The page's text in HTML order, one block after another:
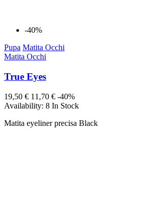
-40%
Pupa Matita Occhi
Matita Occhi
True Eyes
19,50 € 11,70 € -40%
Availability: 8 In Stock
Matita eyeliner precisa Black